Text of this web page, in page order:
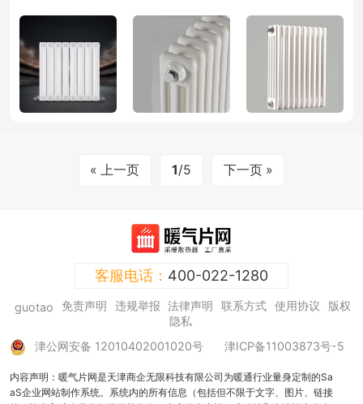
« 上一页 1/5 下一页 »
客服电话： 400-022-1280
guotao 免责声明 违规举报 法律声明 联系方式 使用协议
版权
隐私
津公网安备 12010402001020号
津ICP备11003873号-5
内容声明：暖气片网是天津商企无限科技有限公司为暖通行业量身定制的Sa
aS企业网站制作系统。系统内的所有信息（包括但不限于文字、图片、链接